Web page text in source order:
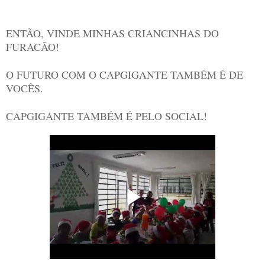
ENTÃO, VINDE MINHAS CRIANCINHAS DO
FURACÃO!
O FUTURO COM O CAPGIGANTE TAMBÉM É DE
VOCÊS.
CAPGIGANTE TAMBÉM É PELO SOCIAL!